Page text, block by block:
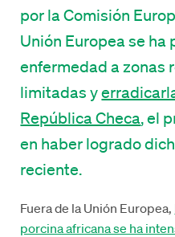
por la Comisión
Unión Europea se ha
enfermedad a zonas
limitadas y
República Checa, el
en haber logrado
reciente.
Fuera de la Unión Europea,
porcina africana se ha